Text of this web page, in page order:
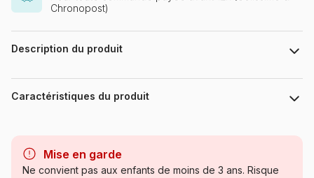
Chronopost)
Description du produit
Irina Garmashova-Cawton, Licensed by MGL, www.mglart.com
Caractéristiques du produit
Catégorie
Puzzles - Animaux en BD et
Mise en garde
Ne convient pas aux enfants de moins de 3 ans. Risque